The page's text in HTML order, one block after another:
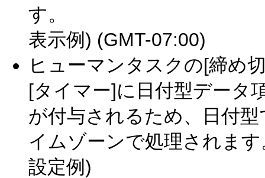
す。
表示例) (GMT-07:00)
ヒューマンタスクの[締め
[タイマー]に日付型データ
が付与されるため、日付
イムゾーンで処理されます
設定例)